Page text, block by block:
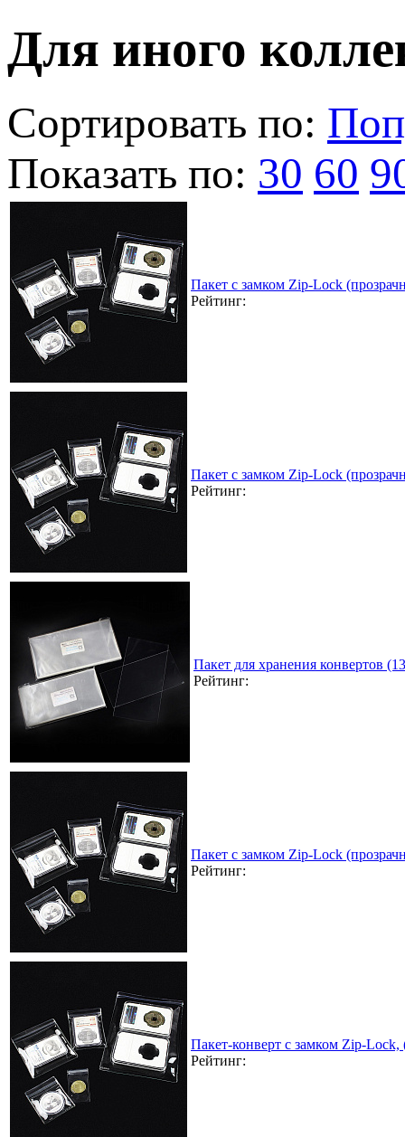
Для иного
Сортировать по:
Показать по: 30 60
Пакет с замком Zip-Lock
Рейтинг:
Пакет с замком Zip-Lock
Рейтинг:
Пакет для хранения конвертов
Рейтинг:
Пакет с замком Zip-Lock
Рейтинг:
Пакет-конверт с замком Zip-
Рейтинг: